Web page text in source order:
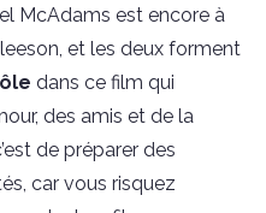
McAdams est encore à
et les deux forment
dans ce film qui
des amis et de la
de préparer des
car vous risquez